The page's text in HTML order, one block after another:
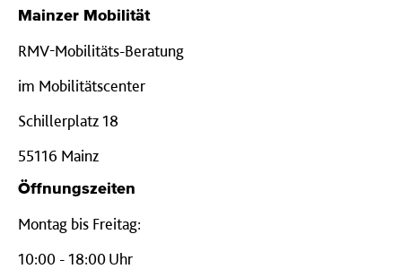
Mainzer Mobilität
RMV-Mobilitäts-Beratung
im Mobilitätscenter
Schillerplatz 18
55116 Mainz
Öffnungszeiten
Montag bis Freitag:
10:00 - 18:00 Uhr